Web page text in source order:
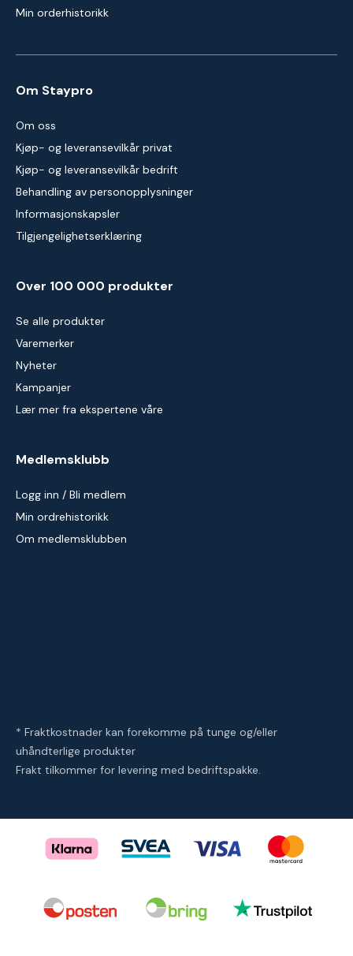
Min orderhistorikk
Om Staypro
Om oss
Kjøp- og leveransevilkår privat
Kjøp- og leveransevilkår bedrift
Behandling av personopplysninger
Informasjonskapsler
Tilgjengelighetserklæring
Over 100 000 produkter
Se alle produkter
Varemerker
Nyheter
Kampanjer
Lær mer fra ekspertene våre
Medlemsklubb
Logg inn / Bli medlem
Min ordrehistorikk
Om medlemsklubben
* Fraktkostnader kan forekomme på tunge og/eller
uhåndterlige produkter
Frakt tilkommer for levering med bedriftspakke.